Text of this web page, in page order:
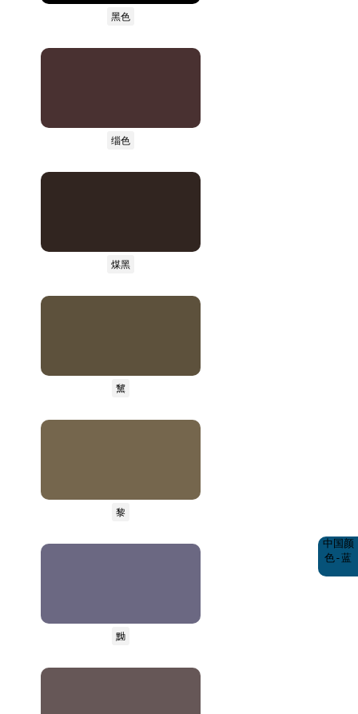
中国颜
色-蓝
黑色
缁色
煤黑
黧
黎
黝